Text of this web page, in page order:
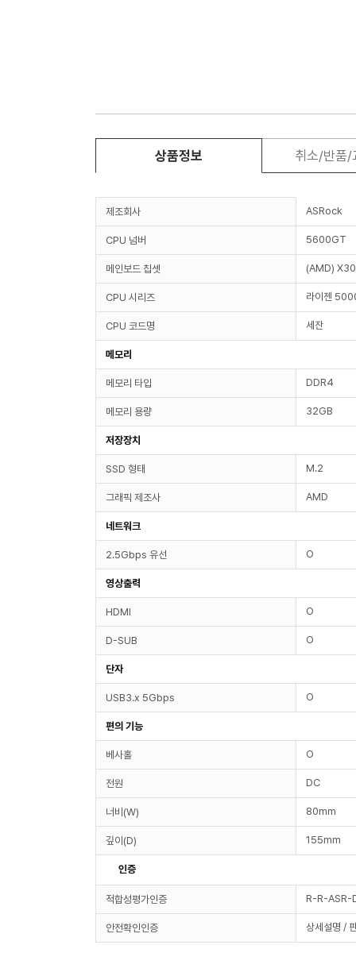
상품정보 취소/반품/
제조회사 ASRock
CPU 넘버 5600GT
메인보드 칩셋 (AMD)
CPU 시리즈 라이젠
CPU 코드명 세잔
메모리
메모리 타입 DDR4
메모리 용량 32GB
저장장치
SSD 형태 M.2
그래픽 제조사 AMD
네트워크
2.5Gbps 유선 O
영상출력
HDMI O
D-SUB O
단자
USB3.x 5Gbps O
편의 기능
베사홀 O
전원 DC
너비(W) 80mm
깊이(D) 155mm
인증
적합성평가인증 R-R-ASR-
안전확인인증 상세설명 /